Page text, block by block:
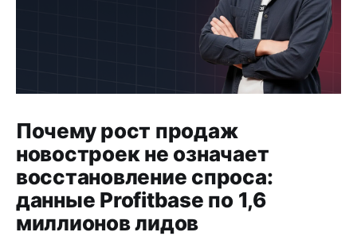
Почему рост продаж
новостроек не означает
восстановление спроса:
данные Profitbase по 1,6
миллионов лидов